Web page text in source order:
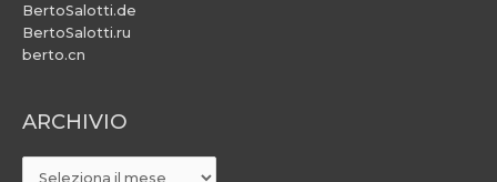
BertoSalotti.de
BertoSalotti.ru
berto.cn
ARCHIVIO
ARCHIVIO